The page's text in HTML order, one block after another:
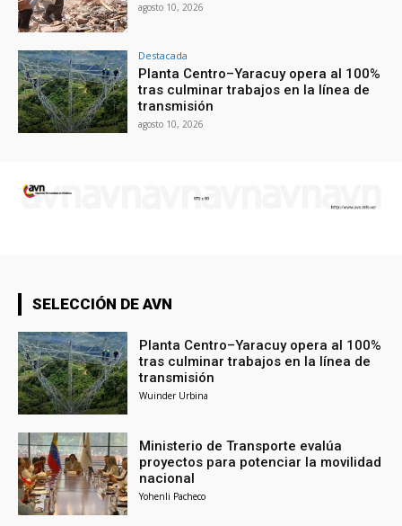
agosto 10, 2026
Destacada
Planta Centro–Yaracuy opera al 100%
tras culminar trabajos en la línea de
transmisión
agosto 10, 2026
SELECCIÓN DE AVN
Planta Centro–Yaracuy opera al 100%
tras culminar trabajos en la línea de
transmisión
Wuinder Urbina
Ministerio de Transporte evalúa
proyectos para potenciar la movilidad
nacional
Yohenli Pacheco